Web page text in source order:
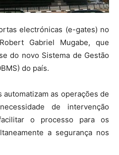
electrónicas (e-gates) no
Gabriel Mugabe, que
do novo Sistema de Gestão
do país.
as operações de
de intervenção
o processo para os
a segurança nos